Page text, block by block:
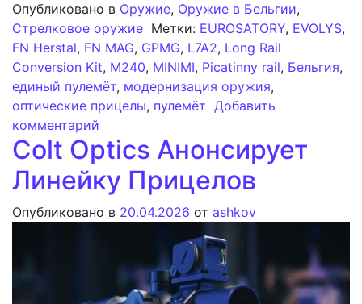
Опубликовано в Оружие, Оружие в Бельгии,
Стрелковое оружие Метки: EUROSATORY, EVOLYS,
FN Herstal, FN MAG, GPMG, L7A2, Long Rail
Conversion Kit, M240, MINIMI, Picatinny rail, Бельгия,
единый пулемёт, модернизация оружия,
оптические прицелы, пулемёт Добавить
комментарий
Colt Optics Анонсирует
Линейку Прицелов
Опубликовано в 20.04.2026 от ashkov